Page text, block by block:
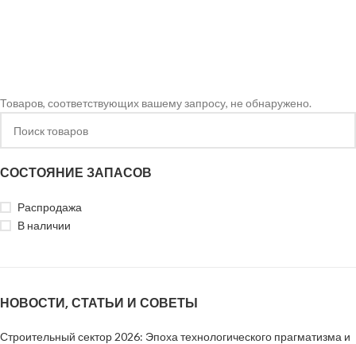
СОСТОЯНИЕ ЗАПАСОВ
Распродажа
В наличии
Товаров, соответствующих вашему запросу, не обнаружено.
НОВОСТИ, СТАТЬИ И СОВЕТЫ
Строительный сектор 2026: Эпоха технологического прагматизма и